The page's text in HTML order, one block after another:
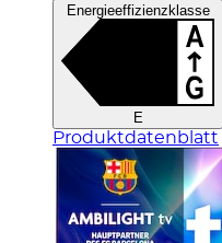
Energieeffizienzklasse
E
Produktdatenblatt